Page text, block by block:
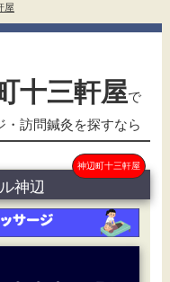
屋
十三軒屋で
・訪問鍼灸を探すなら
神辺町十三軒屋
神辺